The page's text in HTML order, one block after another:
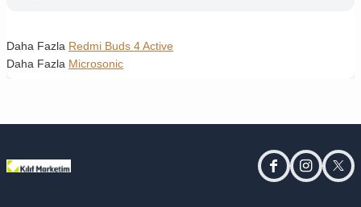
Daha Fazla Redmi Buds 4 Active
Daha Fazla Microsonic
facebookinstagram